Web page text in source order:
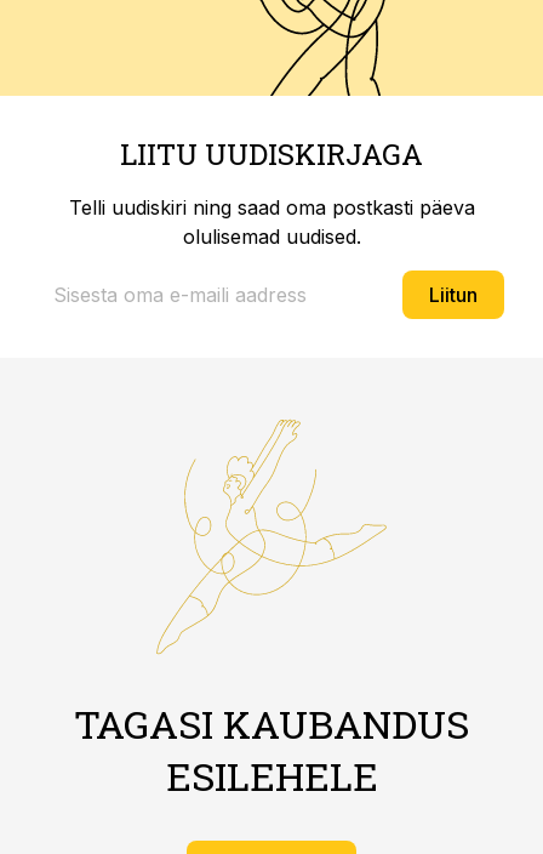
LIITU UUDISKIRJAGA
Telli uudiskiri ning saad oma postkasti päeva
olulisemad uudised.
Liitun
TAGASI KAUBANDUS
ESILEHELE